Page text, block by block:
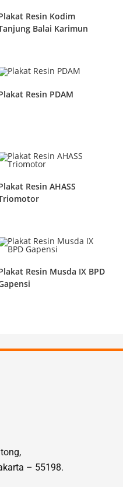
Resin Kodim
Balai Karimun
Resin PDAM
Resin AHASS
Resin Musda IX BPD
– 55198.